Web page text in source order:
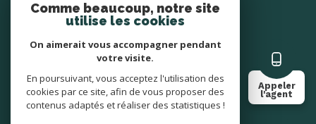
Appeler
l'agent
Nos honoraires
Cookies
Comme beaucoup, notre site
utilise les cookies
On aimerait vous accompagner pendant
votre visite.
En poursuivant, vous acceptez l'utilisation des
cookies par ce site, afin de vous proposer des
contenus adaptés et réaliser des statistiques !